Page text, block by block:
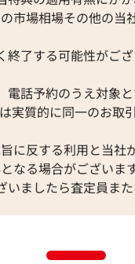
市場相場その他の当
終了する可能性がご
電話予約のうえ対象
実質的に同一のお取
に反する利用と当社
なる場合がございます
いましたら査定員ま